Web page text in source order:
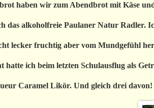
haben wir zum Abendbrot mit Käse
das alkoholfreie Paulaner Natur Radler.
lecker fruchtig aber vom Mundgefühl
hatte ich beim letzten Schulausflug als
Caramel Likör. Und gleich drei davon!